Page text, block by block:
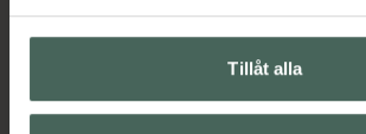
Tillåt alla
Barn och föräldrar